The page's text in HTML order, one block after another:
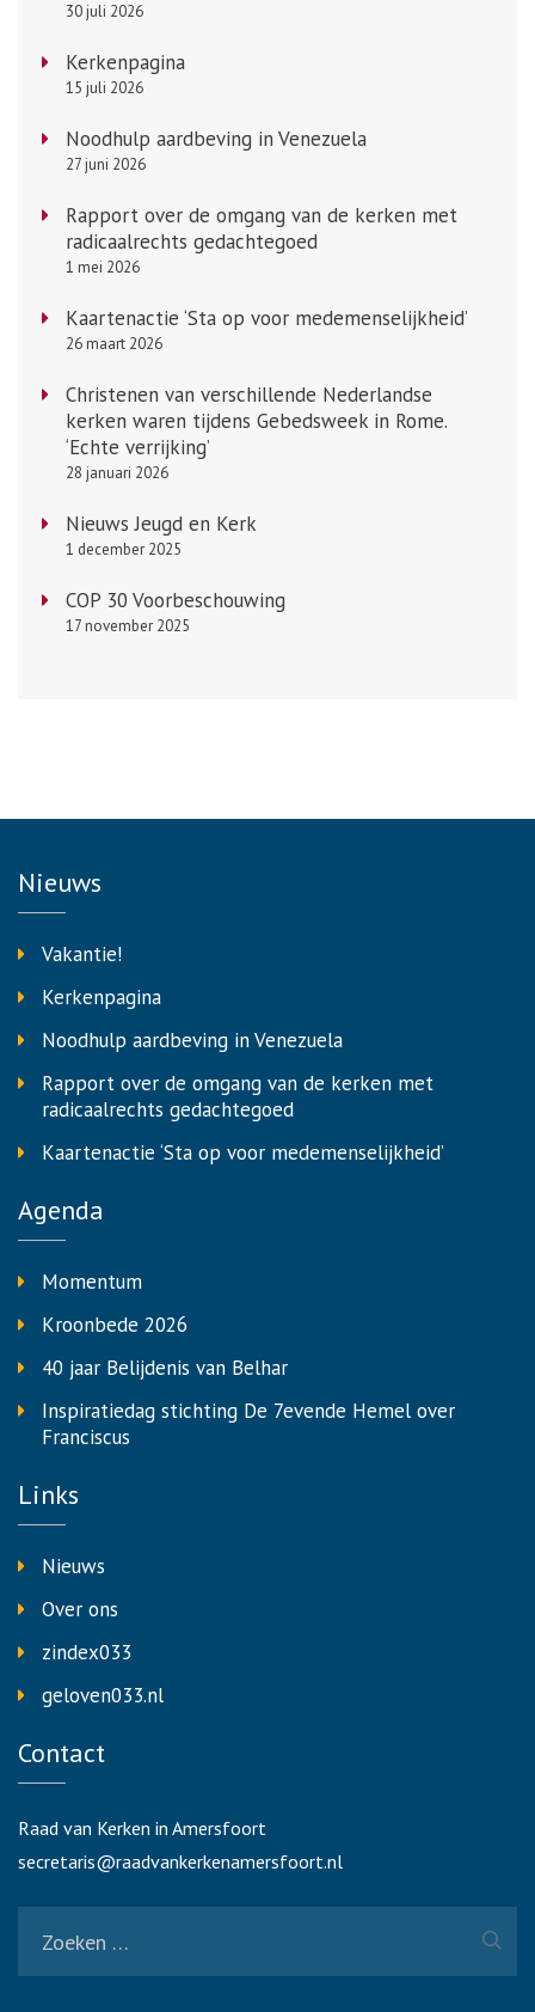
30 juli 2026
Kerkenpagina
15 juli 2026
Noodhulp aardbeving in Venezuela
27 juni 2026
Rapport over de omgang van de kerken met
radicaalrechts gedachtegoed
1 mei 2026
Kaartenactie ‘Sta op voor medemenselijkheid’
26 maart 2026
Christenen van verschillende Nederlandse
kerken waren tijdens Gebedsweek in Rome.
‘Echte verrijking’
28 januari 2026
Nieuws Jeugd en Kerk
1 december 2025
COP 30 Voorbeschouwing
17 november 2025
Nieuws
Vakantie!
Kerkenpagina
Noodhulp aardbeving in Venezuela
Rapport over de omgang van de kerken met
radicaalrechts gedachtegoed
Kaartenactie ‘Sta op voor medemenselijkheid’
Agenda
Momentum
Kroonbede 2026
40 jaar Belijdenis van Belhar
Inspiratiedag stichting De 7evende Hemel over
Franciscus
Links
Nieuws
Over ons
zindex033
geloven033.nl
Contact
Raad van Kerken in Amersfoort
secretaris@raadvankerkenamersfoort.nl